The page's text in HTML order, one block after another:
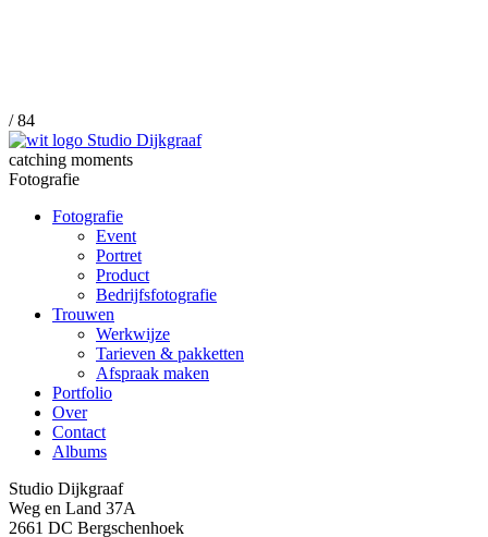
/ 84
catching moments
Fotografie
Fotografie
Event
Portret
Product
Bedrijfsfotografie
Trouwen
Werkwijze
Tarieven & pakketten
Afspraak maken
Portfolio
Over
Contact
Albums
Studio Dijkgraaf
Weg en Land 37A
2661 DC Bergschenhoek